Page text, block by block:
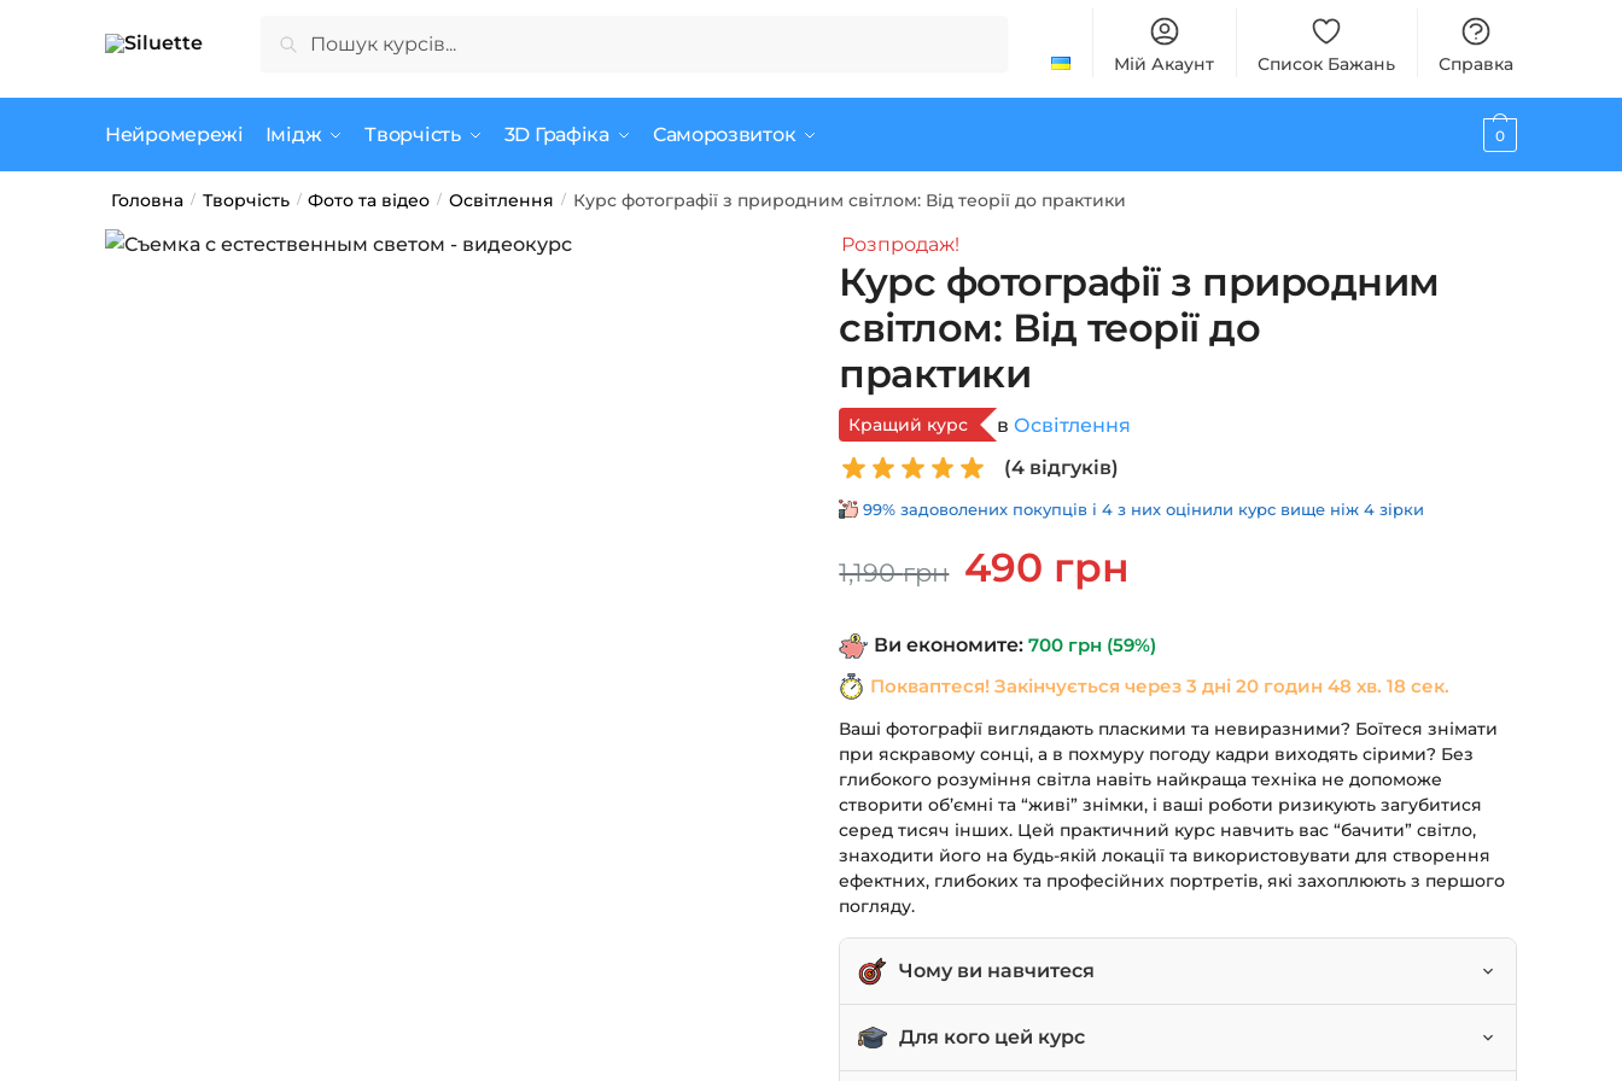
Шукати
Мій Акаунт Список Бажань Справка
Нейромережі Імідж Творчість 3D Графіка Саморозвиток 0
Головна / Творчість / Фото та відео / Освітлення / Курс фотографії з природним світлом: Від теорії до практики
Розпродаж!
Курс фотографії з природним
світлом: Від теорії до
практики
Кращий курс вОсвітлення
(4 відгуків)
99% задоволених покупців і 4 з них оцінили курс вище ніж 4 зірки
1,190грн
Оригінальна
ціна:
490 грн
Ви економите:700 грн (59%)
Покваптеся! Закінчується через3 дні 20 годин 48 хв. 17 сек.
Ваші фотографії виглядають пласкими та невиразними? Боїтеся знімати
при яскравому сонці, а в похмуру погоду кадри виходять сірими? Без
глибокого розуміння світла навіть найкраща техніка не допоможе
створити об’ємні та “живі” знімки, і ваші роботи ризикують загубитися
серед тисяч інших. Цей практичний курс навчить вас “бачити” світло,
знаходити його на будь-якій локації та використовувати для створення
ефектних, глибоких та професійних портретів, які захоплюють з першого
погляду.
Чому ви навчитеся
Знаходити та використовувати об’ємне світло в будь-яких умовах:
Для кого цей курс